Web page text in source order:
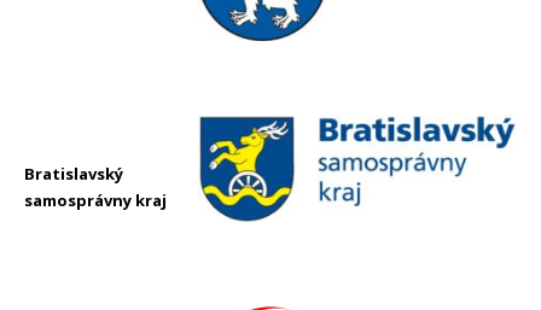
Bratislavský
samosprávny kraj